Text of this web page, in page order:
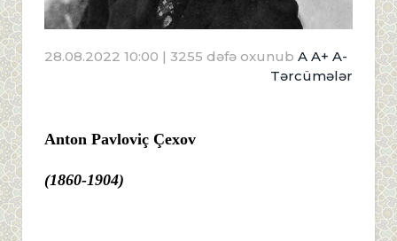
28.08.2022 10:00 | 3255 dəfə oxunub A A+ A-
Tərcümələr
Anton Pavloviç Çexov
(1860-1904)